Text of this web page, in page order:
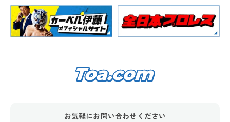
お気軽にお問い合わせください